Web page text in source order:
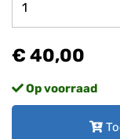
€ 40,00
Op voorraad